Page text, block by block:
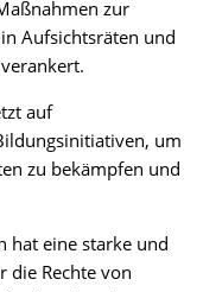
zur
Aufsichtsräten und
auf
um
zu bekämpfen und
hat eine starke und
die Rechte von